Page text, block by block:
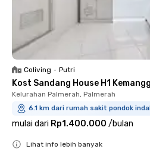
Coliving • Putri
Kost Sandang House H1
Kelurahan Palmerah, Palmerah
6.1 km dari rumah sakit pondok
mulai dari Rp1.400.000 /bulan
Lihat info lebih banyak